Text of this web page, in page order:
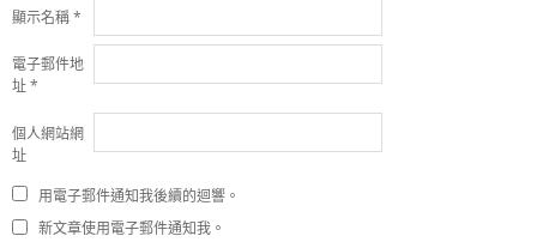
顯示名稱*
電子郵件地
址*
個人網站網
址
用電子郵件通知我後續的迴響。
新文章使用電子郵件通知我。